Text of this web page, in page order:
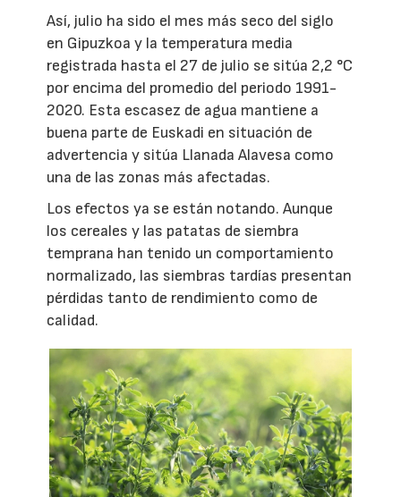
Así, julio ha sido el mes más seco del siglo
en Gipuzkoa y la temperatura media
registrada hasta el 27 de julio se sitúa 2,2 °C
por encima del promedio del periodo 1991-
2020. Esta escasez de agua mantiene a
buena parte de Euskadi en situación de
advertencia y sitúa Llanada Alavesa como
una de las zonas más afectadas.
Los efectos ya se están notando. Aunque
los cereales y las patatas de siembra
temprana han tenido un comportamiento
normalizado, las siembras tardías presentan
pérdidas tanto de rendimiento como de
calidad.